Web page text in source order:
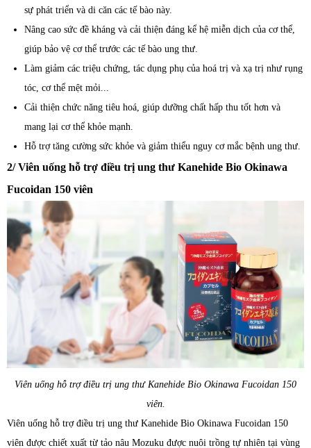
sự phát triển và di căn các tế bào này.
Nâng cao sức đề kháng và cải thiện đáng kể hệ miễn dịch của cơ thể,
giúp bảo vệ cơ thể trước các tế bào ung thư.
Làm giảm các triệu chứng, tác dụng phụ của hoá trị và xạ trị như rụng
tóc, cơ thể mệt mỏi...
Cải thiện chức năng tiêu hoá, giúp dưỡng chất hấp thu tốt hơn và
mang lại cơ thể khỏe mạnh.
Hỗ trợ tăng cường sức khỏe và giảm thiểu nguy cơ mắc bệnh ung thư.
2/ Viên uống hỗ trợ điều trị ung thư Kanehide Bio Okinawa
Fucoidan 150 viên
Viên uống hỗ trợ điều trị ung thư Kanehide Bio Okinawa Fucoidan 150
viên.
Viên uống hỗ trợ điều trị ung thư Kanehide Bio Okinawa Fucoidan 150
viên được chiết xuất từ tảo nâu Mozuku được nuôi trồng tự nhiên tại vùng